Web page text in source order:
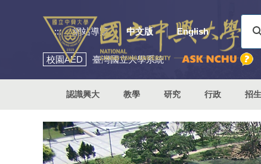
::: 網站導覽 中文版 English
校園AED 臺灣國立大學系統
認識興大 教學 研究 行政 招生